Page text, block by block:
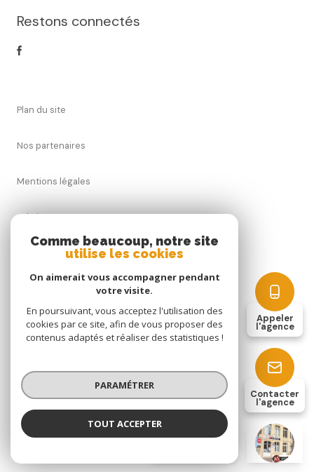
AS IMMOBILIER
Appeler
l'agence
Contacter
l'agence
Restons connectés
plan du site
nos partenaires
mentions légales
admin
nos honoraires
cookies
© 2026 | Tous droits réservés
Réalisé par
Comme beaucoup, notre site
utilise les cookies
On aimerait vous accompagner pendant
votre visite.
En poursuivant, vous acceptez l'utilisation des
cookies par ce site, afin de vous proposer des
contenus adaptés et réaliser des statistiques !
PARAMÉTRER
TOUT ACCEPTER